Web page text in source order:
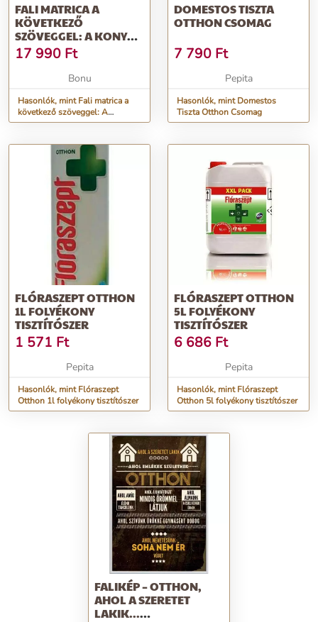
FALI MATRICA A
KÖVETKEZŐ
SZÖVEGGEL: A KONYHA
AZ OTTHON SZÍVÉGE
100 X 200 CM
17 990 Ft
Bonu
Hasonlók, mint Fali matrica a
következő szöveggel: A
KONYHA AZ OTTHON SZÍVÉGE
DOMESTOS TISZTA
OTTHON CSOMAG
7 790 Ft
Pepita
Hasonlók, mint Domestos
Tiszta Otthon Csomag
FLÓRASZEPT OTTHON
1L FOLYÉKONY
TISZTÍTÓSZER
1 571 Ft
Pepita
Hasonlók, mint Flóraszept
Otthon 1l folyékony tisztítószer
FLÓRASZEPT OTTHON
5L FOLYÉKONY
TISZTÍTÓSZER
6 686 Ft
Pepita
Hasonlók, mint Flóraszept
Otthon 5l folyékony tisztítószer
FALIKÉP – OTTHON,
AHOL A SZERETET
LAKIK...